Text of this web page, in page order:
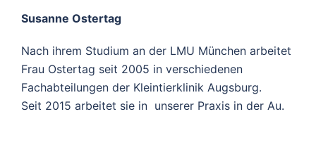
Susanne Ostertag
Nach ihrem Studium an der LMU München arbeitet
Frau Ostertag seit 2005 in verschiedenen
Fachabteilungen der Kleintierklinik Augsburg.
Seit 2015 arbeitet sie in unserer Praxis in der Au.